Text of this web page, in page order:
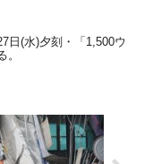
日(水)夕刻・「1,500ウ
。